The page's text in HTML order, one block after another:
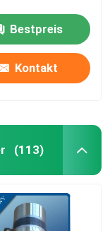
Bestpreis
Kontakt
(113)